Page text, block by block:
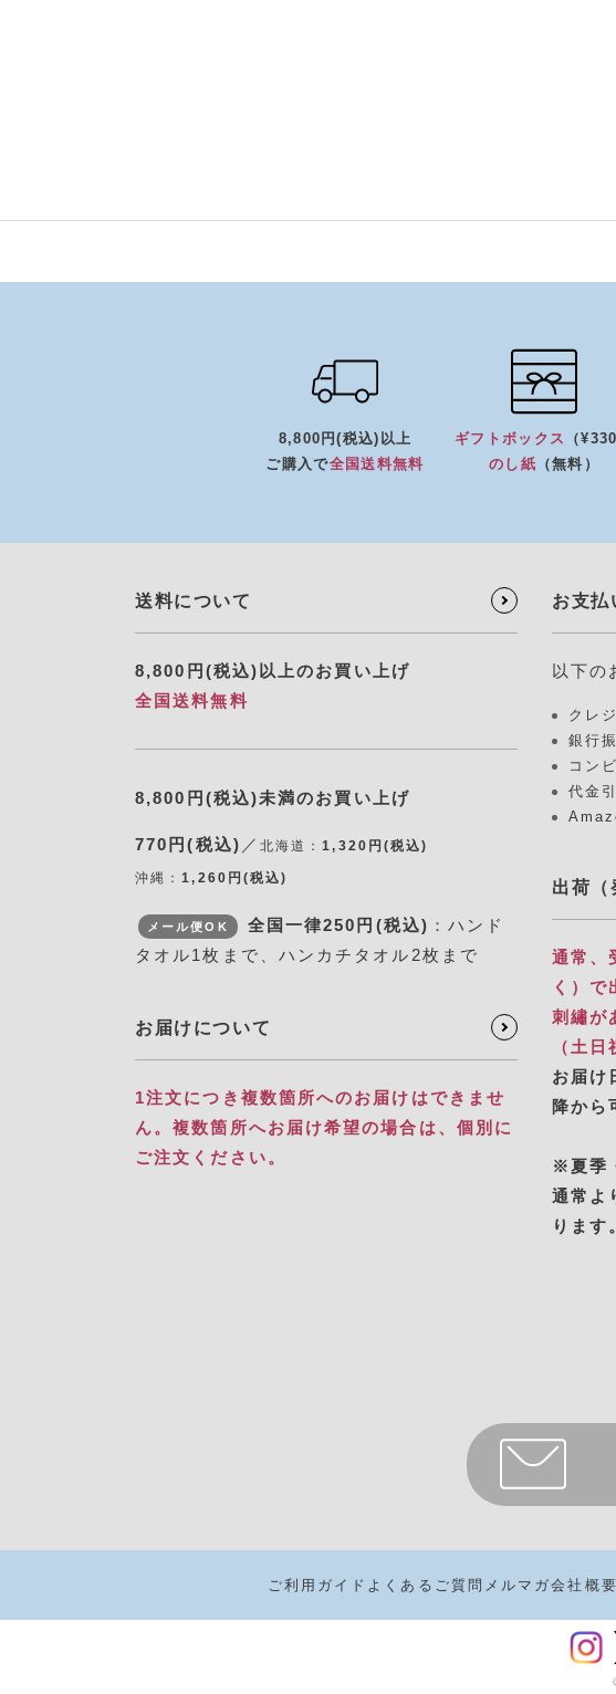
8,800円(税込)以上
ご購入で全国送料無料
ギフトボックス
（¥330
のし紙 （無料）
送料について
8,800円(税込)以上のお買い上げ
全国送料無料
8,800円(税込)未満のお買い上げ
770円(税込) ／ 北海道：1,320円(税込)
沖縄：1,260円(税込)
メール便OK 全国一律250円(税込) ：ハンド
タオル1枚まで、ハンカチタオル2枚まで
お届けについて
1注文につき複数箇所へのお届けはできませ
ん。​ 複数箇所へお届け希望の場合は、個別に
ご注文ください。​
お支払
以下の
クレ
銀行
コン
代金
出荷（
通常、
く）で
刺繡が
（土
お届け
降から
※夏季
通常よ
ります
ご利用ガイド よくあるご質問 メルマガ会社概要